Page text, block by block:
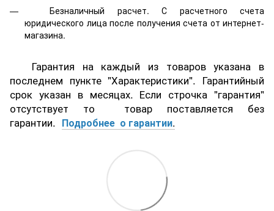
Безналичный расчет. С расчетного счета
юридического лица после получения счета от интернет-
магазина.
Гарантия на каждый из товаров указана в
последнем пункте "Характеристики". Гарантийный
срок указан в месяцах. Если строчка "гарантия"
отсутствует то товар поставляется без
гарантии. Подробнее о гарантии.